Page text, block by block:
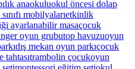
anaokuluokul öncesi dolap
mobilyalarıetkinlik
ayarlanabilir masaçocuk
oyun grubutop havuzuoyun
dış mekan oyun parkıçocuk
tahtasıtrambolin çocukoyun